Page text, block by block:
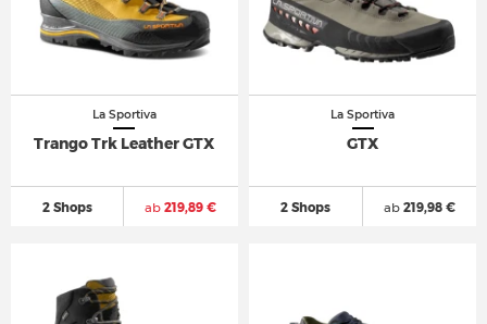
La Sportiva
Trango Trk Leather GTX
2 Shops ab 219,89 €
La Sportiva
GTX
2 Shops ab219,98 €